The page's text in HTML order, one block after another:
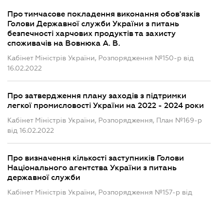
Про тимчасове покладення виконання обов'язків
Голови Державної служби України з питань
безпечності харчових продуктів та захисту
споживачів на Вовнюка А. В.
Кабінет Міністрів України, Розпорядження №150-р від
16.02.2022
Про затвердження плану заходів з підтримки
легкої промисловості України на 2022 - 2024 роки
Кабінет Міністрів України, Розпорядження, План №169-р
від 16.02.2022
Про визначення кількості заступників Голови
Національного агентства України з питань
державної служби
Кабінет Міністрів України, Розпорядження №157-р від